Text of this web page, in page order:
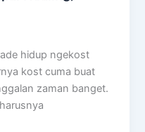
hidup ngekost
kost cuma buat
zaman banget.